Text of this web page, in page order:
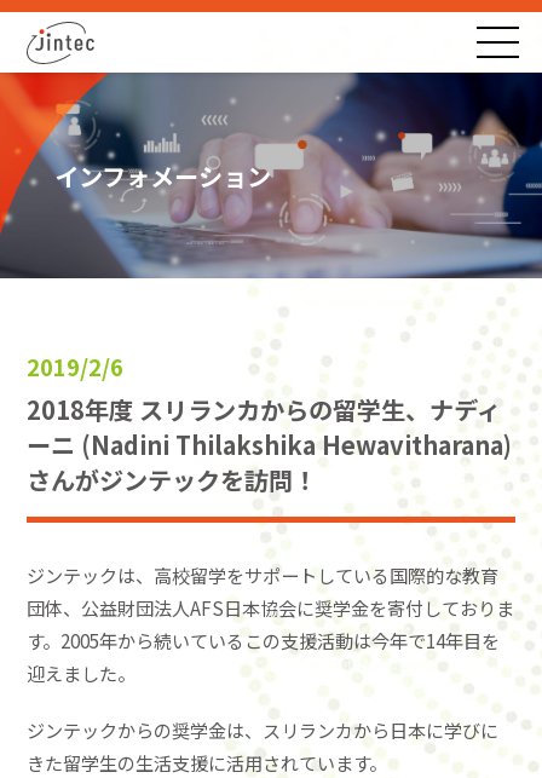
インフォメーション
2019/2/6
2018年度 スリランカからの留学生、ナディ
ーニ (Nadini Thilakshika Hewavitharana)
さんがジンテックを訪問！
ジンテックは、高校留学をサポートしている国際的な教育
団体、公益財団法人AFS日本協会に奨学金を寄付しておりま
す。2005年から続いているこの支援活動は今年で14年目を
迎えました。
ジンテックからの奨学金は、スリランカから日本に学びに
きた留学生の生活支援に活用されています。